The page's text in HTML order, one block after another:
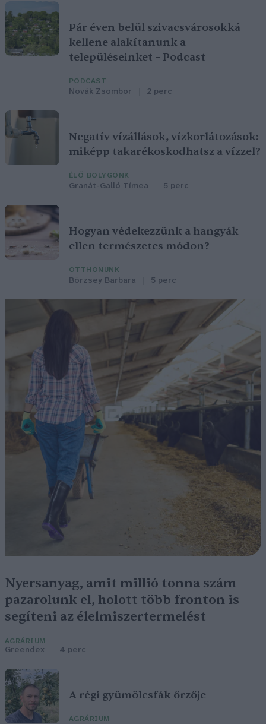
Pár éven belül szivacsvárosokká
kellene alakítanunk a
településeinket – Podcast
PODCAST
Novák Zsombor 2 perc
Negatív vízállások, vízkorlátozások:
miképp takarékoskodhatsz a vízzel?
ÉLŐ BOLYGÓNK
Granát-Galló Tímea 5 perc
Hogyan védekezzünk a hangyák
ellen természetes módon?
OTTHONUNK
Börzsey Barbara 5 perc
Nyersanyag, amit millió tonna szám
pazarolunk el, holott több fronton is
segíteni az élelmiszertermelést
AGRÁRIUM
Greendex 4 perc
A régi gyümölcsfák őrzője
AGRÁRIUM